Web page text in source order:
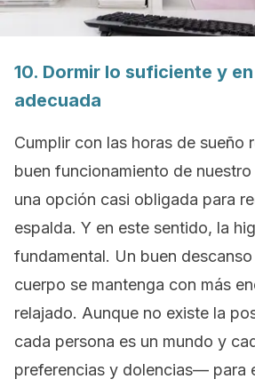
10. Dormir lo suficiente y
adecuada
Cumplir con las horas de sueño
buen funcionamiento de
una opción casi obligada para
espalda. Y en este sentido, la
fundamental. Un buen
cuerpo se mantenga con más
relajado. Aunque no existe la
cada persona es un mundo y
preferencias y dolencias— para